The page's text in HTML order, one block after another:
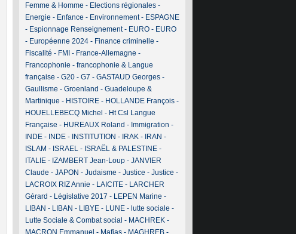
Femme & Homme - Elections régionales-
Energie - Enfance - Environnement- ESPAGNE
- Espionnage Renseignement- EURO- EURO
- Européenne 2024- Finance criminelle -
Fiscalité - FMI - France-Allemagne -
Francophonie - francophonie & Langue
française - G20- G7 - GASTAUD Georges-
Gaullisme - Groenland - Guadeloupe &
Martinique - HISTOIRE- HOLLANDE François-
HOUELLEBECQ Michel - Ht Csl Langue
Française - HUREAUX Roland - Immigration -
INDE- INDE- INSTITUTION - IRAK- IRAN -
ISLAM - ISRAEL- ISRAËL & PALESTINE-
ITALIE- IZAMBERT Jean-Loup- JANVIER
Claude - JAPON - Judaisme - Justice - Justice -
LACROIX RIZ Annie - LAICITE- LARCHER
Gérard - Législative 2017 - LEPEN Marine -
LIBAN - LIBAN - LIBYE- LUNE- lutte sociale -
Lutte Sociale & Combat social - MACHREK-
MACRON Emmanuel - Mafias- MAGHREB-